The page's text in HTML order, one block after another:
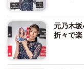
元乃木
折々で楽